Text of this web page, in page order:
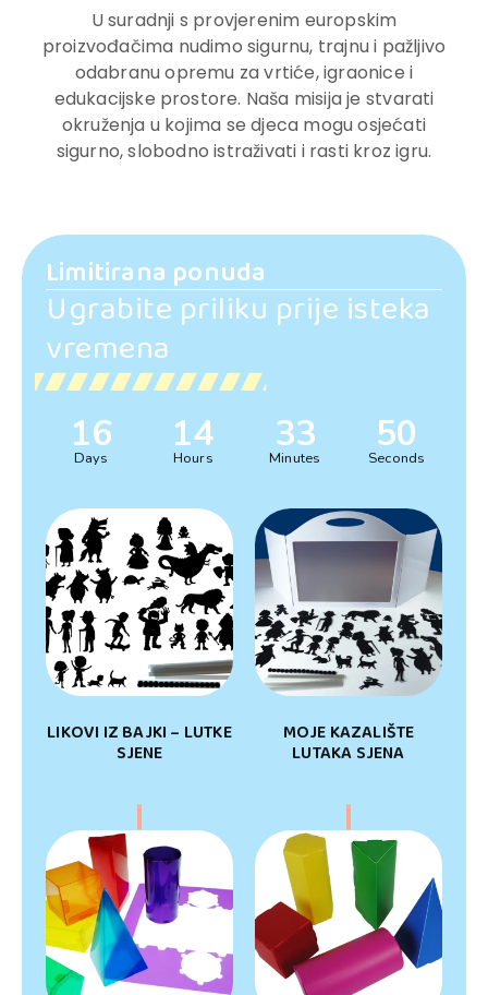
U suradnji s provjerenim europskim
proizvođačima nudimo sigurnu, trajnu i pažljivo
odabranu opremu za vrtiće, igraonice i
edukacijske prostore. Naša misija je stvarati
okruženja u kojima se djeca mogu osjećati
sigurno, slobodno istraživati i rasti kroz igru.
Limitirana ponuda
Ugrabite priliku prije isteka
vremena
16
Days
14
Hours
33
Minutes
49
Seconds
LIKOVI IZ BAJKI – LUTKE
SJENE
MOJE KAZALIŠTE
LUTAKA SJENA